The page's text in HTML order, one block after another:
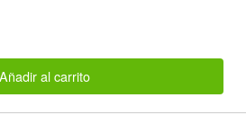
Añadir al carrito